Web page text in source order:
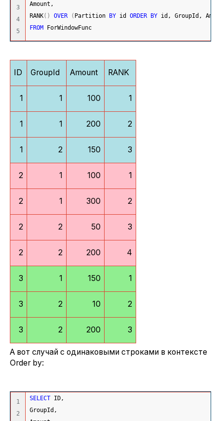
3
4
Amount,
RANK( ) OVER ( Partition BY id ORDER BY id, GroupId,
FROM ForWindowFunc
ID GroupId Amount RANK
1 1 100 1
1 1 200 2
1 2 150 3
2 1 100 1
2 1 300 2
2 2 50 3
2 2 200 4
3 1 150 1
3 2 10 2
3 2 200 3
А вот случай с одинаковыми строками в контексте
Order by:
1
2
SELECT ID,
GroupId,